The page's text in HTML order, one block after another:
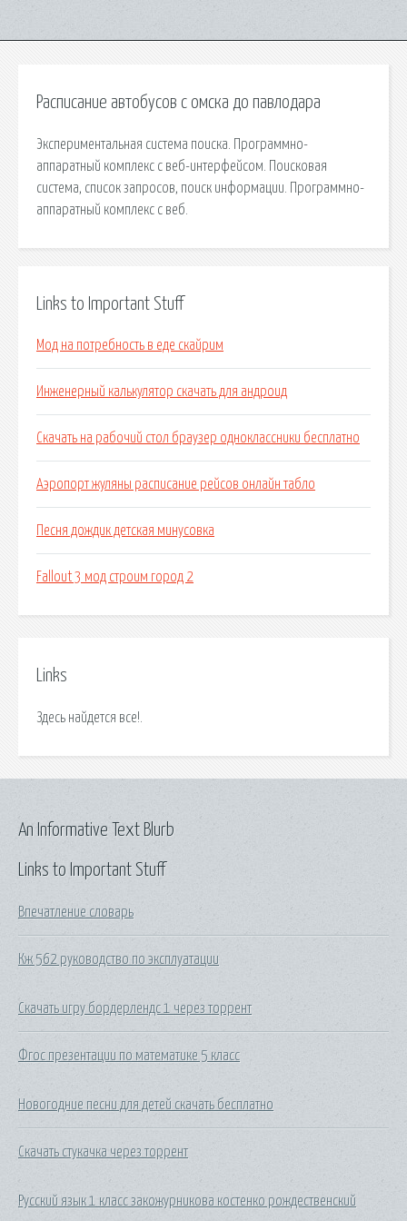
Расписание автобусов с омска до павлодара
Экспериментальная система поиска. Программно-
аппаратный комплекс с веб-интерфейсом. Поисковая
сиcтема, список запросов, поиск информации. Программно-
аппаратный комплекс с веб.
Links to Important Stuff
Мод на потребность в еде скайрим
Инженерный калькулятор скачать для андроид
Скачать на рабочий стол браузер одноклассники бесплатно
Аэропорт жуляны расписание рейсов онлайн табло
Песня дождик детская минусовка
Fallout 3 мод строим город 2
Links
Здесь найдется все!.
Links to Important Stuff
Впечатление словарь
Кж 562 руководство по эксплуатации
Скачать игру бордерлендс 1 через торрент
Фгос презентации по математике 5 класс
Новогодние песни для детей скачать бесплатно
Скачать стукачка через торрент
Русский язык 1 класс закожурникова костенко рождественский
An Informative Text Blurb